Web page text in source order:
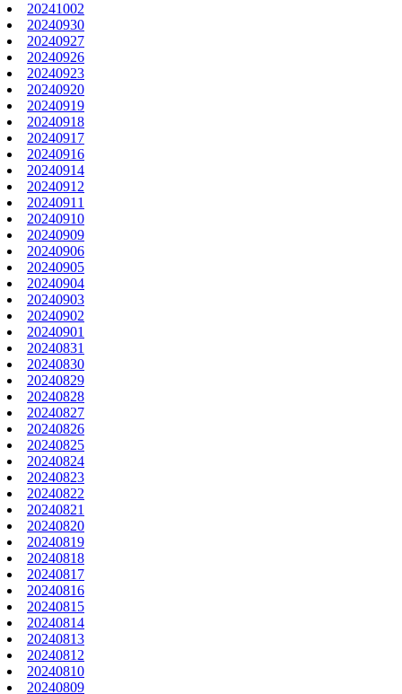
20241002
20240930
20240927
20240926
20240923
20240920
20240919
20240918
20240917
20240916
20240914
20240912
20240911
20240910
20240909
20240906
20240905
20240904
20240903
20240902
20240901
20240831
20240830
20240829
20240828
20240827
20240826
20240825
20240824
20240823
20240822
20240821
20240820
20240819
20240818
20240817
20240816
20240815
20240814
20240813
20240812
20240810
20240809